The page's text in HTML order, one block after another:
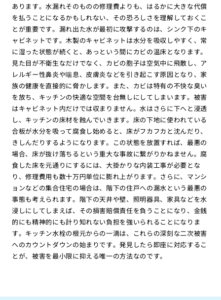
あります。水漏れそのものの修理費よりも、はるかに大きな代償
を払うことになるかもしれない、その恐ろしさを理解しておくこ
とが重要です。漏れ出た水が最初に攻撃するのは、シンク下のキ
ャビネットです。木製のキャビネットは水分を吸収しやすく、常
に湿った状態が続くと、あっという間にカビの温床となります。
見た目が不衛生なだけでなく、カビの胞子は空気中に飛散し、ア
レルギー性鼻炎や喘息、皮膚炎などを引き起こす原因となり、家
族の健康を直接的に脅かします。また、カビは特有の不快な臭い
を放ち、キッチンの快適な空間を台無しにしてしまいます。被害
はキャビネット内だけでは収まりません。水はさらに下へと浸透
し、キッチンの床材を蝕んでいきます。床の下地に使われている
合板が水分を吸って腐食し始めると、床がフカフカと沈んだり、
きしんだりするようになります。この状態を放置すれば、最悪の
場合、床が抜け落ちるという重大な事故に繋がりかねません。腐
食した床を元通りにするには、大掛かりな内装工事が必要とな
り、修理費用も数十万円単位に膨れ上がります。さらに、マンシ
ョンなどの集合住宅の場合は、階下の住戸への漏水という最悪の
事態も考えられます。階下の天井や壁、照明器具、家具などを水
浸しにしてしまえば、その損害賠償責任を負うことになり、金銭
的にも精神的にも計り知れない負担を強いられることになりま
す。キッチン水栓の根元からの一滴は、これらの深刻な二次被害
へのカウントダウンの始まりです。発見したら即座に対応するこ
とが、被害を最小限に抑える唯一の方法なのです。